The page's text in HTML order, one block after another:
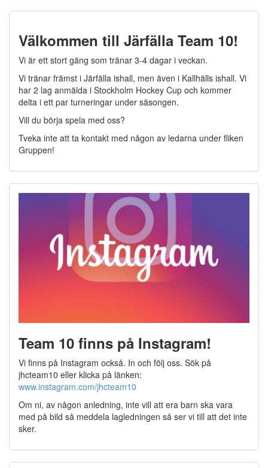
Välkommen till Järfälla Team 10!
Vi är ett stort gäng som tränar 3-4 dagar i veckan.
Vi tränar främst i Järfälla ishall, men även i Kallhälls ishall. Vi
har 2 lag anmälda i Stockholm Hockey Cup och kommer
delta i ett par turneringar under säsongen.
Vill du börja spela med oss?
Tveka inte att ta kontakt med någon av ledarna under fliken
Gruppen!
Team 10 finns på Instagram!
Vi finns på Instagram också. In och följ oss. Sök på
jhcteam10 eller klicka på länken:
www.instagram.com/jhcteam10
Om ni, av någon anledning, inte vill att era barn ska vara
med på bild så meddela lagledningen så ser vi till att det inte
sker.